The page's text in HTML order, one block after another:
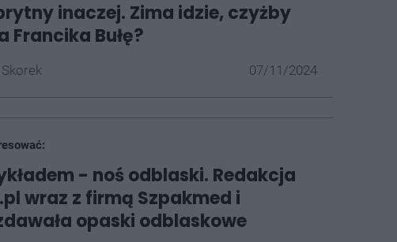
inaczej. Zima idzie, czyżby
Francika Bułę?
07/11/2024
- noś odblaski. Redakcja
wraz z firmą Szpakmed i
opaski odblaskowe